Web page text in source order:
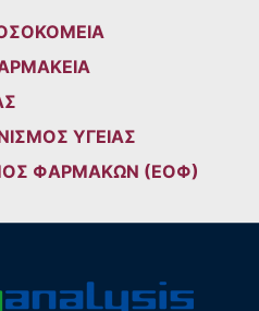
ΥΓΕΙΑΣ
ΦΑΡΜΑΚΩΝ (ΕΟΦ)